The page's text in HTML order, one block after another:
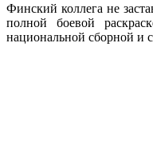
Финский коллега не
полной боевой
национальной сборной и